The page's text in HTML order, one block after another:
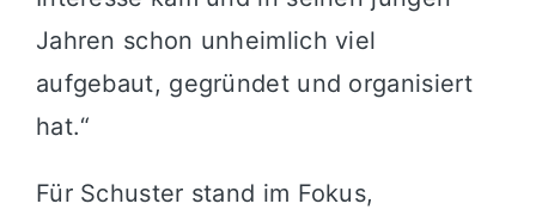
Jahren schon unheimlich viel
aufgebaut, gegründet und organisiert
hat.“
Für Schuster stand im Fokus,